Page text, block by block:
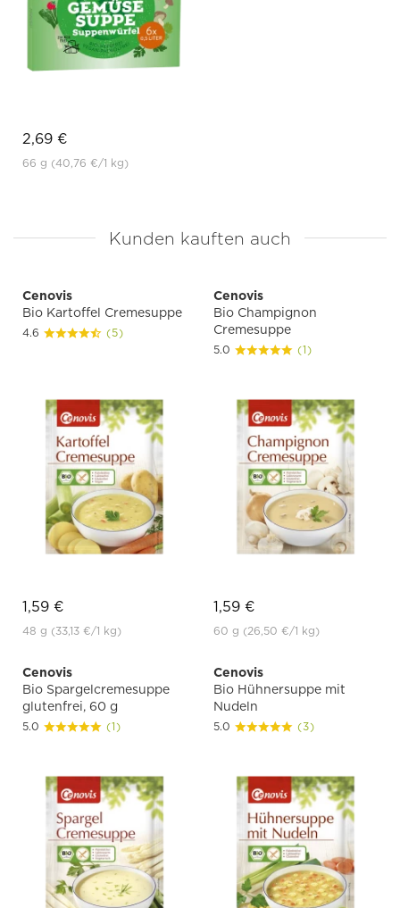
2,69 €
66 g (40,76 €/1 kg)
Kunden kauften auch
Cenovis
Bio Kartoffel Cremesuppe
4.6 (5)
1,59 €
48 g (33,13 €/1 kg)
Cenovis
Bio Champignon
Cremesuppe
5.0 (1)
1,59 €
60 g (26,50 €/1 kg)
Cenovis
Bio Spargelcremesuppe
glutenfrei, 60 g
5.0 (1)
Cenovis
Bio Hühnersuppe mit
Nudeln
5.0 (3)